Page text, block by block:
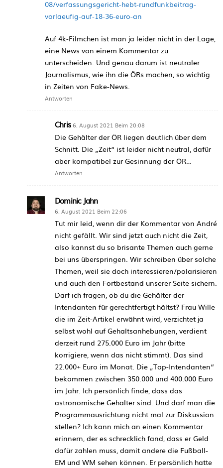
08/verfassungsgericht-hebt-rundfunkbeitrag-
vorlaeufig-auf-18-36-euro-an
Auf 4k-Filmchen ist man ja leider nicht in der Lage,
eine News von einem Kommentar zu
unterscheiden. Und genau darum ist neutraler
Journalismus, wie ihn die ÖRs machen, so wichtig
in Zeiten von Fake-News.
Antworten
Chris 6. August 2021 Beim 20:08
Die Gehälter der ÖR liegen deutlich über dem
Schnitt. Die „Zeit“ ist leider nicht neutral, dafür
aber kompatibel zur Gesinnung der ÖR…
Antworten
Dominic Jahn
6. August 2021 Beim 22:06
Tut mir leid, wenn dir der Kommentar von André
nicht gefällt. Wir sind jetzt auch nicht die Zeit,
also kannst du so brisante Themen auch gerne
bei uns überspringen. Wir schreiben über solche
Themen, weil sie doch interessieren/polarisieren
und auch den Fortbestand unserer Seite sichern.
Darf ich fragen, ob du die Gehälter der
Intendanten für gerechtfertigt hältst? Frau Wille
die im Zeit-Artikel erwähnt wird, verzichtet ja
selbst wohl auf Gehaltsanhebungen, verdient
derzeit rund 275.000 Euro im Jahr (bitte
korrigiere, wenn das nicht stimmt). Das sind
22.000+ Euro im Monat. Die „Top-Intendanten“
bekommen zwischen 350.000 und 400.000 Euro
im Jahr. Ich persönlich finde, dass das
astronomische Gehälter sind. Und darf man die
Programmausrichtung nicht mal zur Diskussion
stellen? Ich kann mich an einen Kommentar
erinnern, der es schrecklich fand, dass er Geld
dafür zahlen muss, damit andere die Fußball-
EM und WM sehen können. Er persönlich hatte